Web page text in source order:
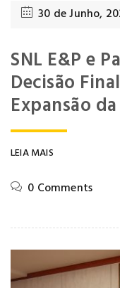
30 de Junho,
SNL E&P e
Decisão
Expansão
LEIA MAIS
0 Comments